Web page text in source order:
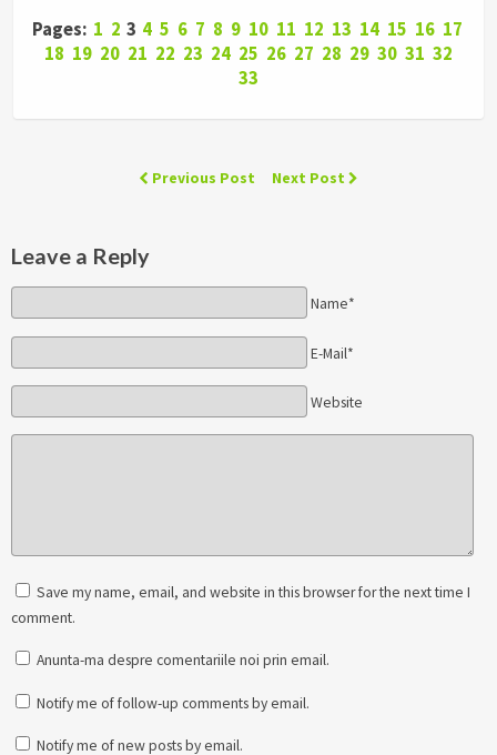
Pages: 1 2 3 4 5 6 7 8 9 10 11 12 13 14 15 16 17
18 19 20 21 22 23 24 25 26 27 28 29 30 31 32
33
Previous Post Next Post
Leave a Reply
Name*
E-Mail*
Website
Save my name, email, and website in this browser for the next time I
comment.
Anunta-ma despre comentariile noi prin email.
Notify me of follow-up comments by email.
Notify me of new posts by email.